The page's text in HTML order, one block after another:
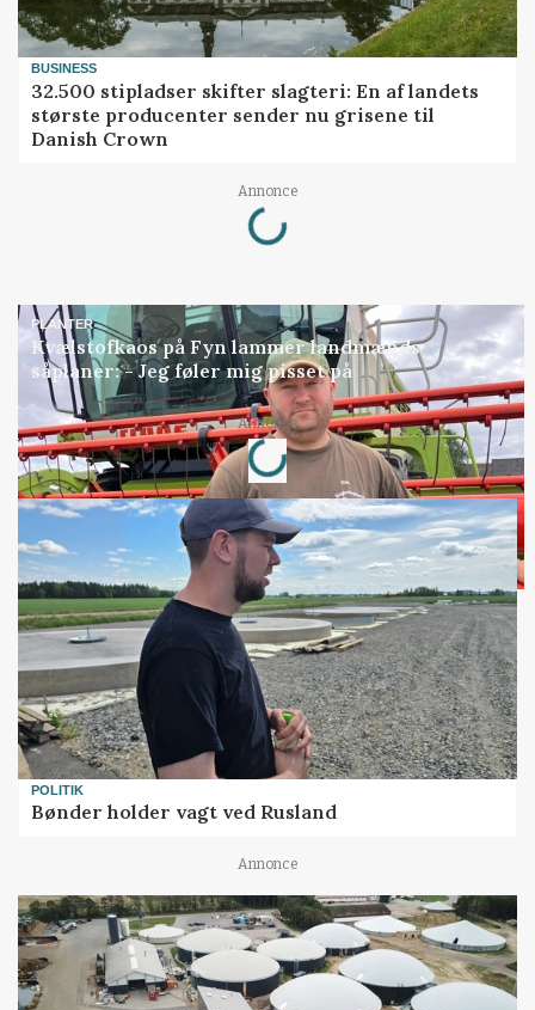
BUSINESS
32.500 stipladser skifter slagteri: En af landets
største producenter sender nu grisene til
Danish Crown
Annonce
Loading...
PLANTER
Kvælstofkaos på Fyn lammer landmænds
såplaner: - Jeg føler mig pisset på
Annonce
Loading...
POLITIK
Bønder holder vagt ved Rusland
Annonce